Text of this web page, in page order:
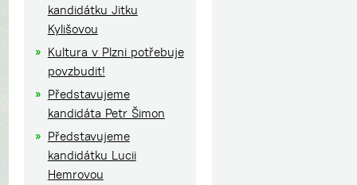
kandidátku Jitku
Kylišovou
Kultura v Plzni potřebuje
povzbudit!
Představujeme
kandidáta Petr Šimon
Představujeme
kandidátku Lucii
Hemrovou